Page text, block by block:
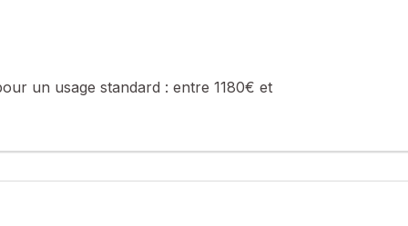
de 4 lots (les charges courantes annuelles moyennes de
de la construction et de l'habitation).
un usage standard : entre 1180€ et